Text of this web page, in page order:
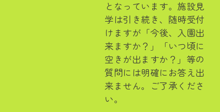
となっています。施設見
学は引き続き、随時受付
けますが「今後、入園出
来ますか？」「いつ頃に
空きが出ますか？」等の
質問には明確にお答え出
来ません。ご了承くださ
い。